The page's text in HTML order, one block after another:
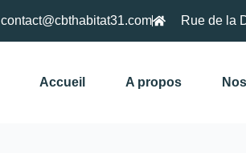
contact@cbthabitat31.com Rue de la
Accueil A propos